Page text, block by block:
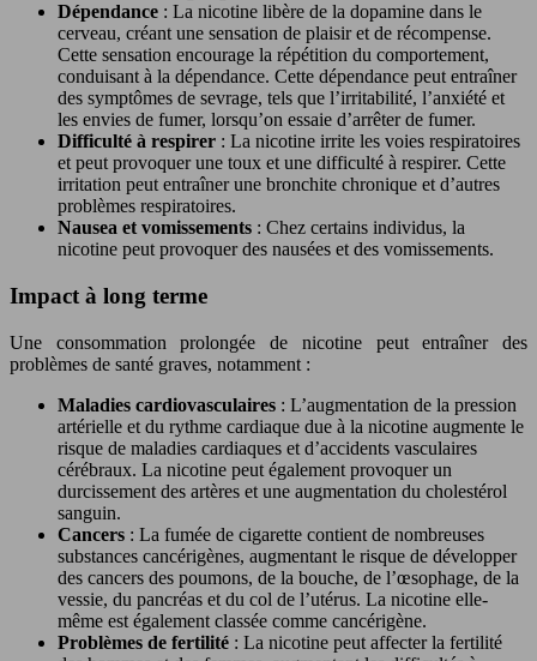
Dépendance : La nicotine libère de la dopamine dans le
cerveau, créant une sensation de plaisir et de récompense.
Cette sensation encourage la répétition du comportement,
conduisant à la dépendance. Cette dépendance peut entraîner
des symptômes de sevrage, tels que l’irritabilité, l’anxiété et
les envies de fumer, lorsqu’on essaie d’arrêter de fumer.
Difficulté à respirer : La nicotine irrite les voies respiratoires
et peut provoquer une toux et une difficulté à respirer. Cette
irritation peut entraîner une bronchite chronique et d’autres
problèmes respiratoires.
Nausea et vomissements : Chez certains individus, la
nicotine peut provoquer des nausées et des vomissements.
Impact à long terme
Une consommation prolongée de nicotine peut entraîner des
problèmes de santé graves, notamment :
Maladies cardiovasculaires : L’augmentation de la pression
artérielle et du rythme cardiaque due à la nicotine augmente le
risque de maladies cardiaques et d’accidents vasculaires
cérébraux. La nicotine peut également provoquer un
durcissement des artères et une augmentation du cholestérol
sanguin.
Cancers : La fumée de cigarette contient de nombreuses
substances cancérigènes, augmentant le risque de développer
des cancers des poumons, de la bouche, de l’œsophage, de la
vessie, du pancréas et du col de l’utérus. La nicotine elle-
même est également classée comme cancérigène.
Problèmes de fertilité : La nicotine peut affecter la fertilité